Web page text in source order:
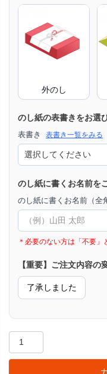
外のし
のし紙の表書きをお選
表書き 表書き一覧をみる
のし紙に書くお名前を
のし紙に書くお名前（全
＊必要のない方は「不要」
【重要】ご注文内容の
了承しました